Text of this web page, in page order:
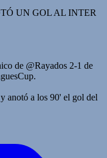
UN GOL AL INTER
de @Rayados 2-1 de
anotó a los 90' el gol del